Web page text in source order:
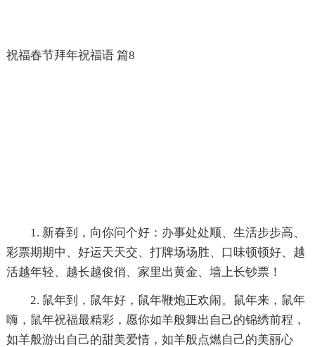
祝福春节拜年祝福语 篇8
1. 新春到，向你问个好：办事处处顺、生活步步高、
彩票期期中、好运天天交、打牌场场胜、口味顿顿好、越
活越年轻、越长越俊俏、家里出黄金、墙上长钞票！
2. 鼠年到，鼠年好，鼠年鞭炮正欢闹。鼠年来，鼠年
嗨，鼠年祝福最精彩，愿你如羊般舞出自己的锦绣前程，
如羊般游出自己的甜美爱情，如羊般点燃自己的美丽心